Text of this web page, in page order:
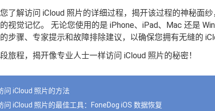
了解访问 iCloud 照片的详细过程，揭开该过程的神秘面
视觉记忆。 无论您使用的是 iPhone、iPad、Mac 还是
步骤、专家提示和故障排除建议，以确保您拥有无缝的
旅程，揭开像专业人士一样访问 iCloud 照片的秘密！
问 iCloud 照片的方法
问 iCloud 照片的最佳工具：FoneDog iOS 数据恢复